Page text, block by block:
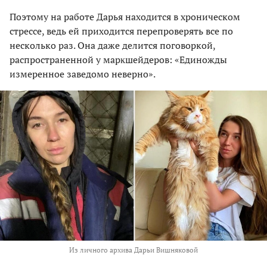
Поэтому на работе Дарья находится в хроническом
стрессе, ведь ей приходится перепроверять все по
несколько раз. Она даже делится поговоркой,
распространенной у марĸшейдеров: «Единожды
измеренное заведомо неверно».
Из личного архива Дарьи Вишняковой